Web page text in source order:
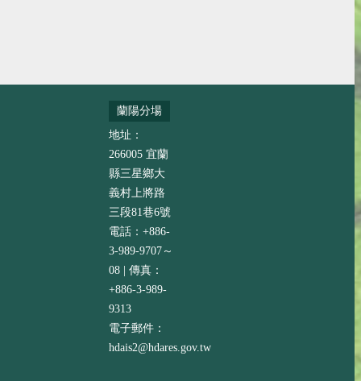
蘭陽分場
地址：
266005 宜蘭
縣三星鄉大
義村上將路
三段81巷6號
電話：+886-
3-989-9707～
08 | 傳真：
+886-3-989-
9313
電子郵件：
hdais2@hdares.gov.tw